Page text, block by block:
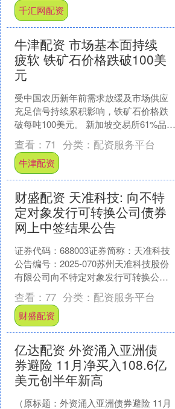
千汇网配资
牛津配资 市场基本面持续
疲软 铁矿石价格跌破100美
元
受中国农历新年前需求放缓及市场供应
充足信号持续累积影响，铁矿石价格跌
破每吨100美元。 新加坡交易所61%品位
铁矿石期货价格一度下跌1.1%，至每吨
99.55美....
查看： 71 分类： 配资服务平台
牛津配资
财盛配资 天准科技: 向不特
定对象发行可转换公司债券
网上中签结果公告
证券代码：688003证券简称：天准科技
公告编号：2025-070苏州天准科技股份
有限公司向不特定对象发行可转换公司
债券网上中签结果公告保荐人（主承销
商）：华泰....
查看： 77 分类： 配资服务平台
财盛配资
亿达配资 外资涌入亚洲债
券避险 11月净买入108.6亿
美元创半年新高
（原标题：外资涌入亚洲债券避险 11月